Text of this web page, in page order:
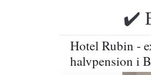
✔️
Hotel Rubin -
halvpension i